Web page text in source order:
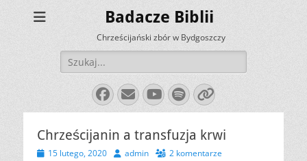
Badacze Biblii
Chrześcijański zbór w Bydgoszczy
Szukaj:
Facebook
E-
mail
YouTube
Spotify
Link
Chrześcijanin a transfuzja krwi
Opublikowano
15 lutego, 2020 Autoradmin 2 komentarze